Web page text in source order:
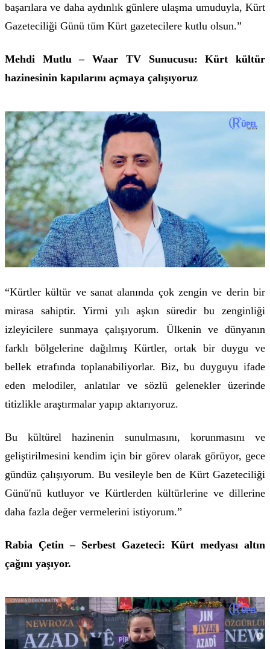
başarılara ve daha aydınlık günlere ulaşma umuduyla, Kürt
Gazeteciliği Günü tüm Kürt gazetecilere kutlu olsun.”
Mehdi Mutlu – Waar TV Sunucusu: Kürt kültür
hazinesinin kapılarını açmaya çalışıyoruz
“Kürtler kültür ve sanat alanında çok zengin ve derin bir
mirasa sahiptir. Yirmi yılı aşkın süredir bu zenginliği
izleyicilere sunmaya çalışıyorum. Ülkenin ve dünyanın
farklı bölgelerine dağılmış Kürtler, ortak bir duygu ve
bellek etrafında toplanabiliyorlar. Biz, bu duyguyu ifade
eden melodiler, anlatılar ve sözlü gelenekler üzerinde
titizlikle araştırmalar yapıp aktarıyoruz.
Bu kültürel hazinenin sunulmasını, korunmasını ve
geliştirilmesini kendim için bir görev olarak görüyor, gece
gündüz çalışıyorum. Bu vesileyle ben de Kürt Gazeteciliği
Günü'nü kutluyor ve Kürtlerden kültürlerine ve dillerine
daha fazla değer vermelerini istiyorum.”
Rabia Çetin – Serbest Gazeteci: Kürt medyası altın
çağını yaşıyor.